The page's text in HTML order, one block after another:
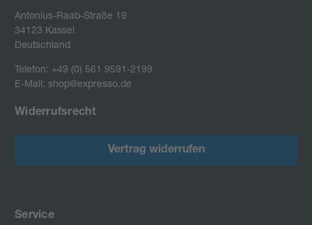
Antonius-Raab-Straße 19
34123 Kassel
Deutschland
Telefon: +49 (0) 561 9591-2199
E-Mail: shop@expresso.de
Widerrufsrecht
Vertrag widerrufen
Service